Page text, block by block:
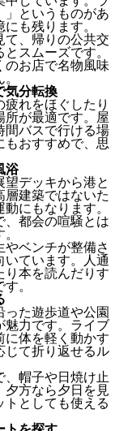
」というものがあ
も残ります。
て、帰りの公共交
スムーズです。
のお店で名物風味
気分転換
れをほぐしたり
所が最適です。屋
間バスで行ける場
もおすすめで、思
浴
デッキから港と
層建築ではないた
にもなります。
、都会の喧騒とは
やベンチが整備さ
いています。人通
り本を読んだりす
。
た遊歩道や公園
魅力です。ライブ
に体を軽く動かす
じて折り返せるル
、帽子や日焼け止
夕方なら夕日を見
トとしても使える